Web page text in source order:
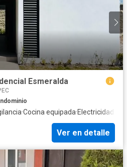
Esmeralda
·Cocina equipada·Electricidad
Ver en detalle